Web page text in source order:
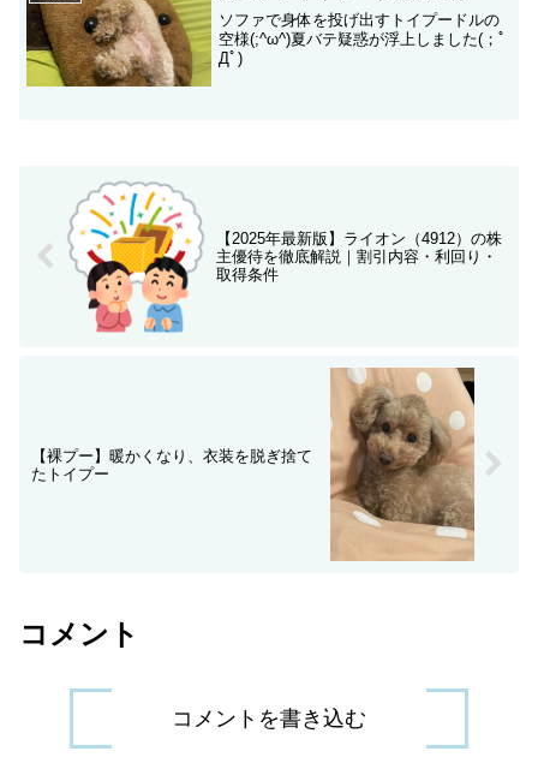
ソファで身体を投げ出すトイプードルの
空様(;^ω^)夏バテ疑惑が浮上しました(；ﾟ
Дﾟ)
【2025年最新版】ライオン（4912）の株
主優待を徹底解説｜割引内容・利回り・
取得条件
【裸プー】暖かくなり、衣装を脱ぎ捨て
たトイプー
コメント
コメントを書き込む